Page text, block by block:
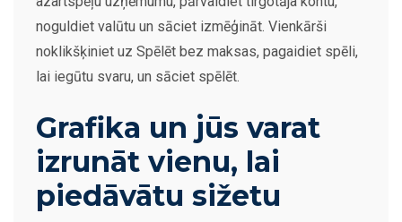
noguldiet valūtu un sāciet izmēģināt. Vienkārši
noklikšķiniet uz Spēlēt bez maksas, pagaidiet spēli,
lai iegūtu svaru, un sāciet spēlēt.
Grafika un jūs varat
izrunāt vienu, lai
piedāvātu sižetu